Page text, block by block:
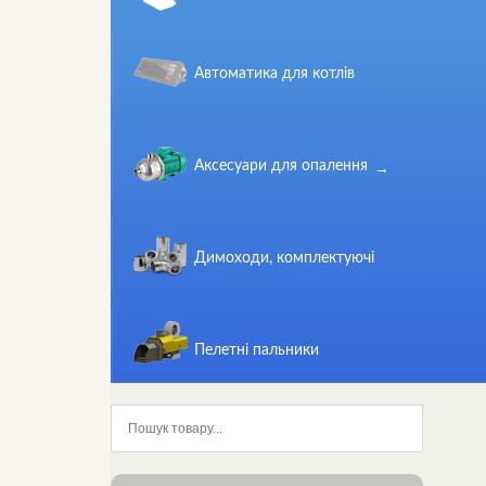
Автоматика для котлів
Аксесуари для опалення
Димоходи, комплектуючі
Пелетні пальники